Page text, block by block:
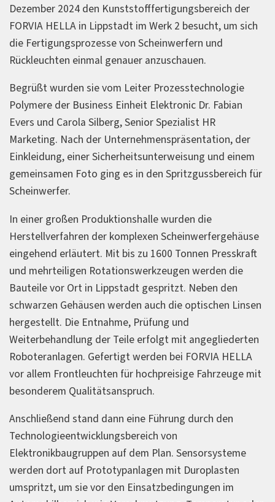
Dezember 2024 den Kunststofffertigungsbereich der
FORVIA HELLA in Lippstadt im Werk 2 besucht, um sich
die Fertigungsprozesse von Scheinwerfern und
Rückleuchten einmal genauer anzuschauen.
Begrüßt wurden sie vom Leiter Prozesstechnologie
Polymere der Business Einheit Elektronic Dr. Fabian
Evers und Carola Silberg, Senior Spezialist HR
Marketing. Nach der Unternehmenspräsentation, der
Einkleidung, einer Sicherheitsunterweisung und einem
gemeinsamen Foto ging es in den Spritzgussbereich für
Scheinwerfer.
In einer großen Produktionshalle wurden die
Herstellverfahren der komplexen Scheinwerfergehäuse
eingehend erläutert. Mit bis zu 1600 Tonnen Presskraft
und mehrteiligen Rotationswerkzeugen werden die
Bauteile vor Ort in Lippstadt gespritzt. Neben den
schwarzen Gehäusen werden auch die optischen Linsen
hergestellt. Die Entnahme, Prüfung und
Weiterbehandlung der Teile erfolgt mit angegliederten
Roboteranlagen. Gefertigt werden bei FORVIA HELLA
vor allem Frontleuchten für hochpreisige Fahrzeuge mit
besonderem Qualitätsanspruch.
Anschließend stand dann eine Führung durch den
Technologieentwicklungsbereich von
Elektronikbaugruppen auf dem Plan. Sensorsysteme
werden dort auf Prototypanlagen mit Duroplasten
umspritzt, um sie vor den Einsatzbedingungen im